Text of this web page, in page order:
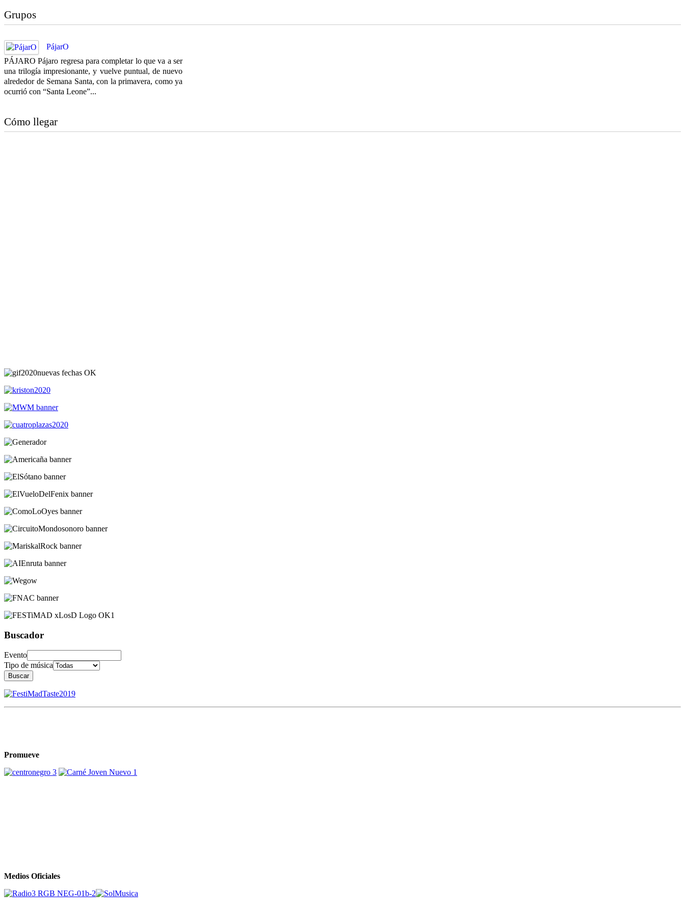
Grupos
PájarO
PÁJARO Pájaro regresa para completar lo que va a ser
una trilogía impresionante, y vuelve puntual, de nuevo
alrededor de Semana Santa, con la primavera, como ya
ocurrió con “Santa Leone”...
Cómo llegar
Buscador
Evento
Tipo de música
Buscar
Promueve
Medios Oficiales